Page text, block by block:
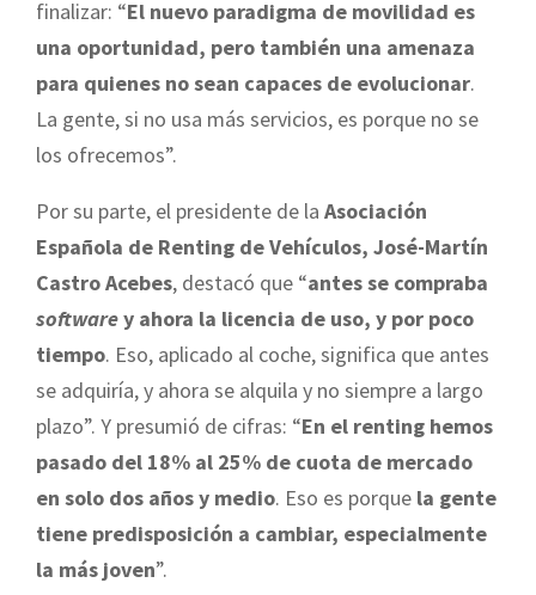
finalizar: “El nuevo paradigma de movilidad es
una oportunidad, pero también una amenaza
para quienes no sean capaces de evolucionar.
La gente, si no usa más servicios, es porque no se
los ofrecemos”.
Por su parte, el presidente de la Asociación
Española de Renting de Vehículos, José-Martín
Castro Acebes, destacó que “antes se compraba
softwarey ahora la licencia de uso, y por poco
tiempo. Eso, aplicado al coche, significa que antes
se adquiría, y ahora se alquila y no siempre a largo
plazo”. Y presumió de cifras: “En el renting hemos
pasado del 18% al 25% de cuota de mercado
en solo dos años y medio. Eso es porque la gente
tiene predisposición a cambiar, especialmente
la más joven”.